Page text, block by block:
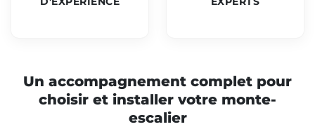
Un accompagnement complet pour
choisir et installer votre monte-
escalier